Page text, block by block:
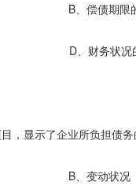
B、偿债期限的
D、财务状况的
，显示了企业所负担债
、变动状况